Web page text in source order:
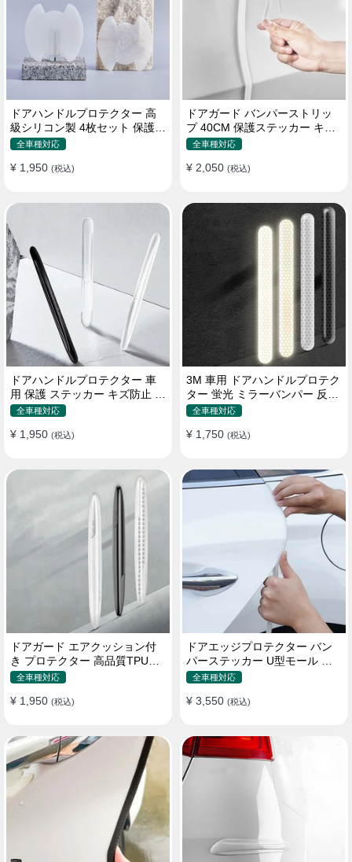
ドアハンドルプロテクター 高
級シリコン製 4枚セット 保護フ
ィルム キズ防止 全車種
全車種対応
¥ 1,950 (税込)
ドアガード バンパーストリッ
プ 40CM 保護ステッカー キズ
防止 プロテクターシール
全車種対応
¥ 2,050 (税込)
ドアハンドルプロテクター 車
用 保護 ステッカー キズ防止 高
品質TPU製 4枚セット
全車種対応
¥ 1,950 (税込)
3M 車用 ドアハンドルプロテク
ター 蛍光 ミラーバンパー 反射
ステッカー 保護フィルム
全車種対応
¥ 1,750 (税込)
ドアガード エアクッション付
き プロテクター 高品質TPU製
キズ防止 取り付け簡単
全車種対応
¥ 1,950 (税込)
ドアエッジプロテクター バン
パーステッカー U型モール キ
ズ防止 取り付け簡単 騒音低減
全車種対応
¥ 3,550 (税込)